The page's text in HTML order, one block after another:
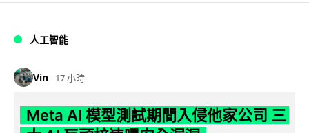
人工智能
Vin 17 小時
Meta AI 模型測試期間入侵他家公司 三